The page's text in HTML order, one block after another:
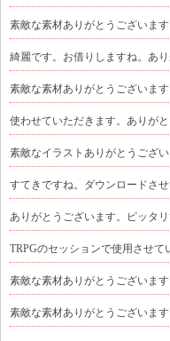
素敵な素材ありがとうございます
綺麗です。お借りしますね。あ
素敵な素材ありがとうございま
使わせていただきます。ありがと
素敵なイラストありがとうござ
すてきですね。ダウンロードさせ
ありがとうございます。ピッタリ
TRPGのセッションで使用させて
素敵な素材ありがとうございます
素敵な素材ありがとうございます